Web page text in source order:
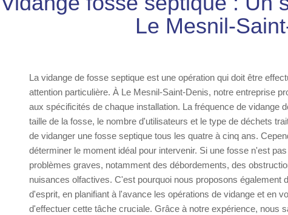
Le Mesnil-
La vidange de fosse septique est une opération qui doit être
attention particulière. À Le Mesnil-Saint-Denis, notre entreprise
aux spécificités de chaque installation. La fréquence de vidange
taille de la fosse, le nombre d'utilisateurs et le type de déchets
de vidanger une fosse septique tous les quatre à cinq ans.
déterminer le moment idéal pour intervenir. Si une fosse n'est
problèmes graves, notamment des débordements, des
nuisances olfactives. C'est pourquoi nous proposons également
d'esprit, en planifiant à l'avance les opérations de vidange et en
d'effectuer cette tâche cruciale. Grâce à notre expérience, nous